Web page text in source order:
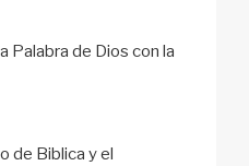
Palabra de Dios con la
de Biblica y el